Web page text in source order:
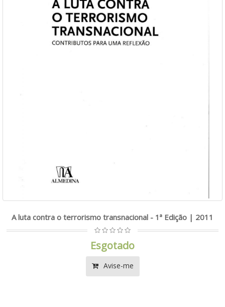
A luta contra o terrorismo transnacional - 1ª Edição | 2011
Esgotado
Avise-me